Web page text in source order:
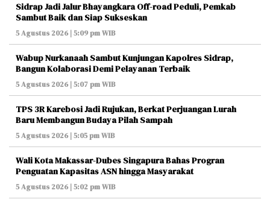
Sidrap Jadi Jalur Bhayangkara Off-road Peduli, Pemkab
Sambut Baik dan Siap Sukseskan
5 Agustus 2026 | 5:09 pm WIB
Wabup Nurkanaah Sambut Kunjungan Kapolres Sidrap,
Bangun Kolaborasi Demi Pelayanan Terbaik
5 Agustus 2026 | 5:07 pm WIB
TPS 3R Karebosi Jadi Rujukan, Berkat Perjuangan Lurah
Baru Membangun Budaya Pilah Sampah
5 Agustus 2026 | 5:05 pm WIB
Wali Kota Makassar-Dubes Singapura Bahas Progran
Penguatan Kapasitas ASN hingga Masyarakat
5 Agustus 2026 | 5:02 pm WIB